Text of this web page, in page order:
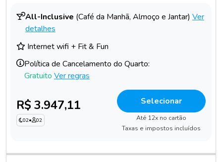
All-Inclusive (Café da Manhã, Almoço e Jantar) Ver
detalhes
Internet wifi + Fit & Fun
Política de Cancelamento do Quarto:
Gratuito Ver regras
R$ 3.947,11
02• 02
Selecionar
Até 12x no cartão
Taxas e impostos incluídos